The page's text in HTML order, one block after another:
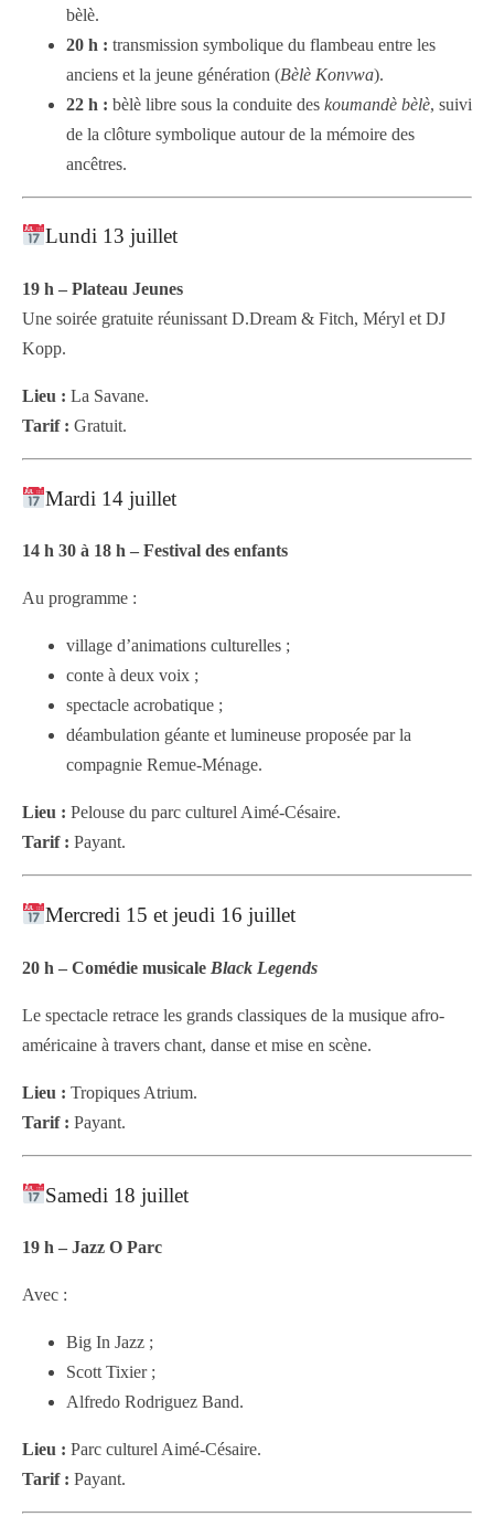
bèlè.
20 h : transmission symbolique du flambeau entre les
anciens et la jeune génération (Bèlè Konvwa).
22 h : bèlè libre sous la conduite des koumandè bèlè, suivi
de la clôture symbolique autour de la mémoire des
ancêtres.
Lundi 13 juillet
19 h – Plateau Jeunes
Une soirée gratuite réunissant D.Dream & Fitch, Méryl et DJ
Kopp.
Lieu : La Savane.
Tarif : Gratuit.
Mardi 14 juillet
14 h 30 à 18 h – Festival des enfants
Au programme :
village d’animations culturelles ;
conte à deux voix ;
spectacle acrobatique ;
déambulation géante et lumineuse proposée par la
compagnie Remue-Ménage.
Lieu : Pelouse du parc culturel Aimé-Césaire.
Tarif : Payant.
Mercredi 15 et jeudi 16 juillet
20 h – Comédie musicale Black Legends
Le spectacle retrace les grands classiques de la musique afro-
américaine à travers chant, danse et mise en scène.
Lieu : Tropiques Atrium.
Tarif : Payant.
Samedi 18 juillet
19 h – Jazz O Parc
Avec :
Big In Jazz ;
Scott Tixier ;
Alfredo Rodriguez Band.
Lieu : Parc culturel Aimé-Césaire.
Tarif : Payant.